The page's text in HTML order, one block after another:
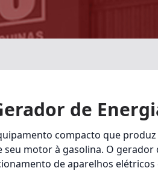
de
compacto que
seu motor à gasolina. O
de aparelhos